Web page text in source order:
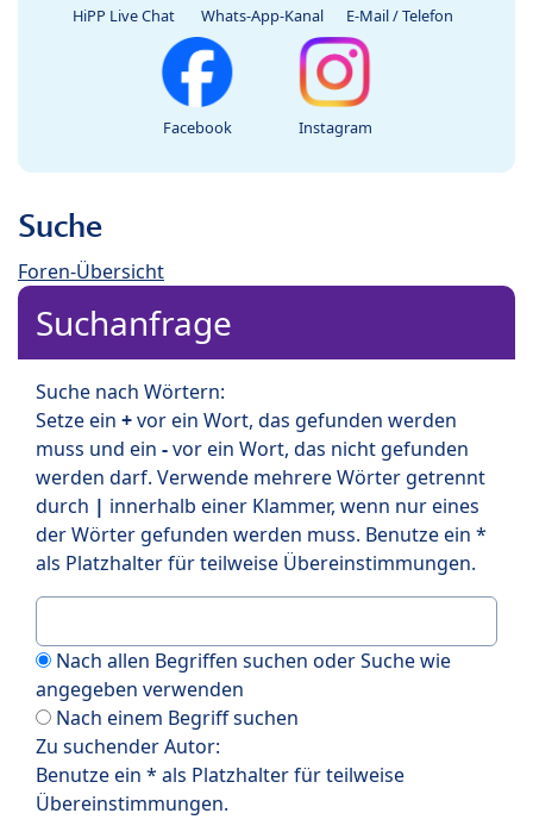
HiPP Live Chat Whats-App-Kanal E-Mail / Telefon
Facebook Instagram
Suche
Foren-Übersicht
Suchanfrage
Suche nach Wörtern:
Setze ein +vor ein Wort, das gefunden werden
muss und ein -vor ein Wort, das nicht gefunden
werden darf. Verwende mehrere Wörter getrennt
durch | innerhalb einer Klammer, wenn nur eines
der Wörter gefunden werden muss. Benutze ein *
als Platzhalter für teilweise Übereinstimmungen.
Nach allen Begriffen suchen oder Suche wie
angegeben verwenden
Nach einem Begriff suchen
Zu suchender Autor:
Benutze ein * als Platzhalter für teilweise
Übereinstimmungen.